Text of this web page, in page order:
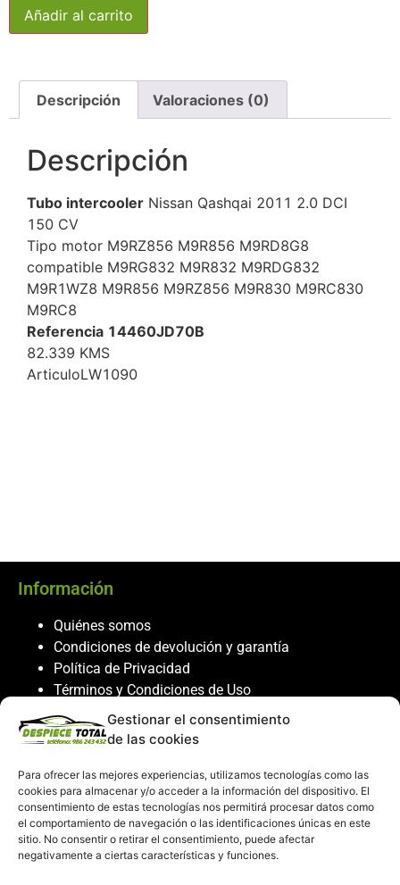
Gestionar el consentimiento
de las cookies
Para ofrecer las mejores experiencias, utilizamos tecnologías como las
cookies para almacenar y/o acceder a la información del dispositivo. El
consentimiento de estas tecnologías nos permitirá procesar datos como
el comportamiento de navegación o las identificaciones únicas en este
sitio. No consentir o retirar el consentimiento, puede afectar
negativamente a ciertas características y funciones.
Añadir al carrito
Descripción Valoraciones (0)
Descripción
Tubo intercooler Nissan Qashqai 2011 2.0 DCI
150 CV
Tipo motor M9RZ856 M9R856 M9RD8G8
compatible M9RG832 M9R832 M9RDG832
M9R1WZ8 M9R856 M9RZ856 M9R830 M9RC830
M9RC8
Referencia 14460JD70B
82.339 KMS
ArticuloLW1090
Información
Quiénes somos
Condiciones de devolución y garantía
Política de Privacidad
Términos y Condiciones de Uso
Política de Cookies
Servicio al cliente
Contacto
986 243 432
608 867 074
recambiosdespiecetotal@gmail.com